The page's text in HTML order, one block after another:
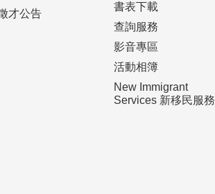
才公告
書表下載
查詢服務
影音專區
活動相簿
New Immigrant
Services 新移民服務